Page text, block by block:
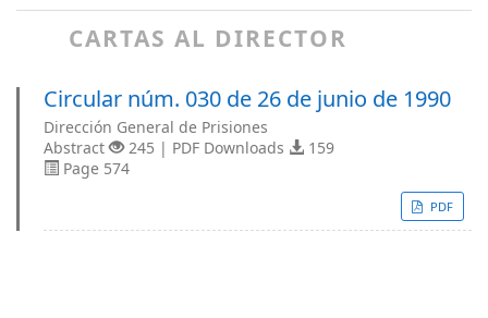
CARTAS AL DIRECTOR
Circular núm. 030 de 26 de junio de 1990
Dirección General de Prisiones
Abstract
245 | PDF Downloads
159
Page 574
PDF